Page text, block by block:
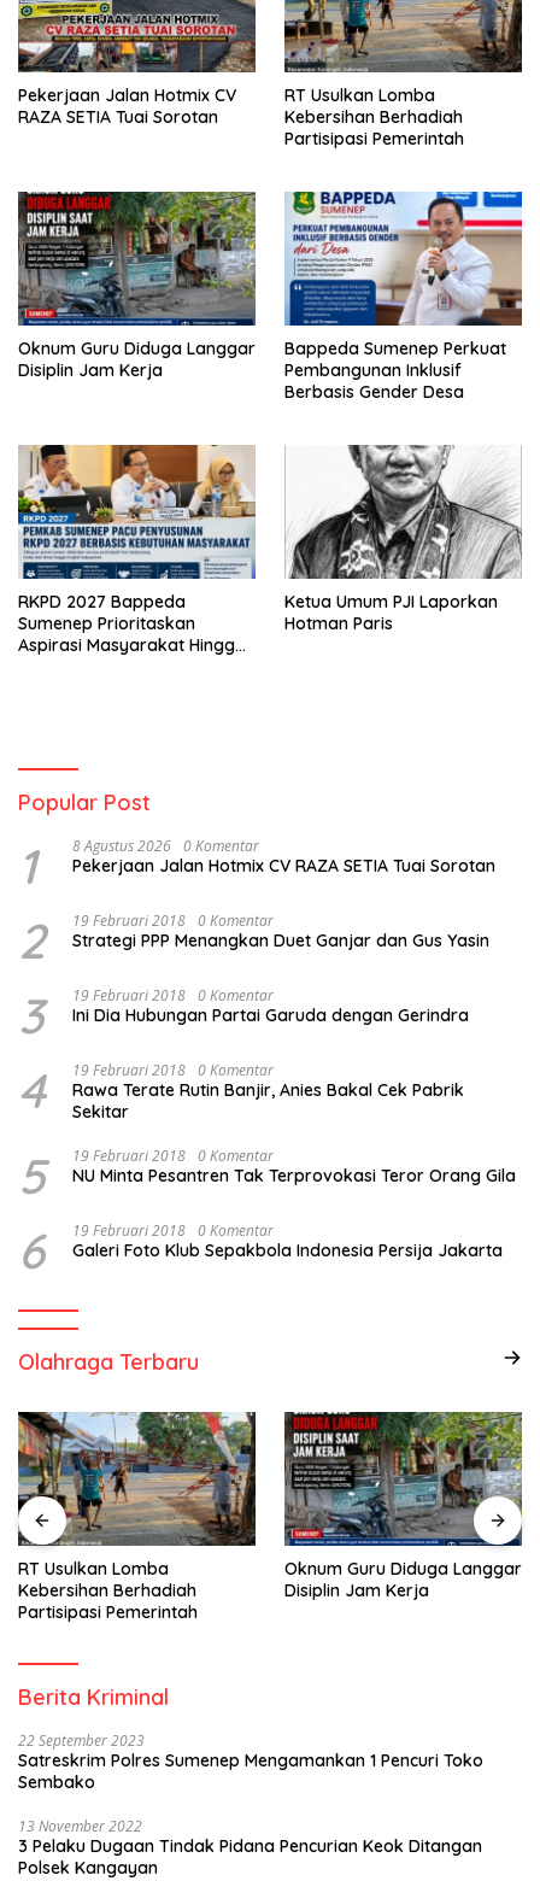
Pekerjaan Jalan Hotmix CV
RAZA SETIA Tuai Sorotan
RT Usulkan Lomba
Kebersihan Berhadiah
Partisipasi Pemerintah
Oknum Guru Diduga Langgar
Disiplin Jam Kerja
Bappeda Sumenep Perkuat
Pembangunan Inklusif
Berbasis Gender Desa
RKPD 2027 Bappeda
Sumenep Prioritaskan
Aspirasi Masyarakat Hingga
Ketua Umum PJI Laporkan
Hotman Paris
Popular Post
1 8 Agustus 2026 0 Komentar
Pekerjaan Jalan Hotmix CV RAZA SETIA Tuai Sorotan
2 19 Februari 2018 0 Komentar
Strategi PPP Menangkan Duet Ganjar dan Gus Yasin
3 19 Februari 2018 0 Komentar
Ini Dia Hubungan Partai Garuda dengan Gerindra
4 19 Februari 2018 0 Komentar
Rawa Terate Rutin Banjir, Anies Bakal Cek Pabrik
Sekitar
5 19 Februari 2018 0 Komentar
NU Minta Pesantren Tak Terprovokasi Teror Orang Gila
6 19 Februari 2018 0 Komentar
Galeri Foto Klub Sepakbola Indonesia Persija Jakarta
Olahraga Terbaru
RT Usulkan Lomba
Kebersihan Berhadiah
Partisipasi Pemerintah
Oknum Guru Diduga Langgar
Disiplin Jam Kerja
Berita Kriminal
22 September 2023
Satreskrim Polres Sumenep Mengamankan 1 Pencuri Toko
Sembako
13 November 2022
3 Pelaku Dugaan Tindak Pidana Pencurian Keok Ditangan
Polsek Kangayan